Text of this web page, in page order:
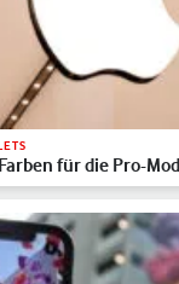
für die Pro-